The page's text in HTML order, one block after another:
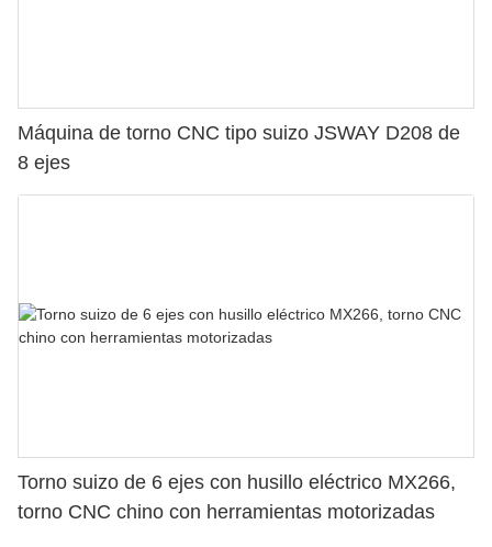
Máquina de torno CNC tipo suizo JSWAY D208 de
8 ejes
Torno suizo de 6 ejes con husillo eléctrico MX266,
torno CNC chino con herramientas motorizadas